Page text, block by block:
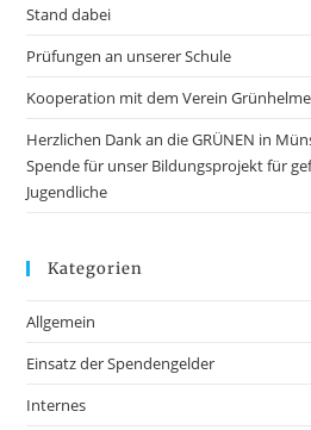
Stand dabei
Prüfungen an unserer Schule
Kooperation mit dem Verein Grünhelme
Herzlichen Dank an die GRÜNEN in
Spende für unser Bildungsprojekt für
Jugendliche
Kategorien
Allgemein
Einsatz der Spendengelder
Internes